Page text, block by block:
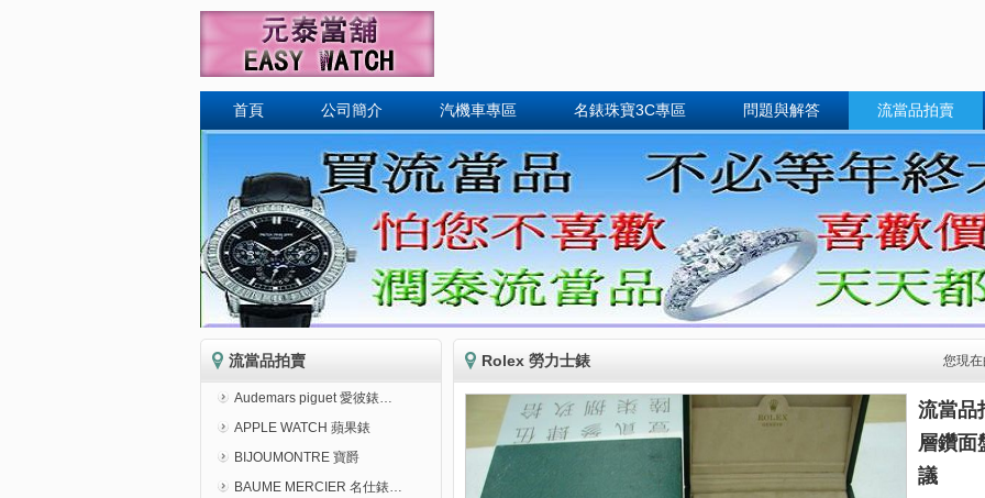
首頁 公司簡介 汽機車專區 名錶珠寶3C專區 問題與解答 流當品拍賣
流當品拍賣
Audemars piguet 愛彼錶…
APPLE WATCH 蘋果錶
BIJOUMONTRE 寶爵
BAUME MERCIER 名仕錶…
Rolex 勞力士錶 您現
流當品
層鑽面
議